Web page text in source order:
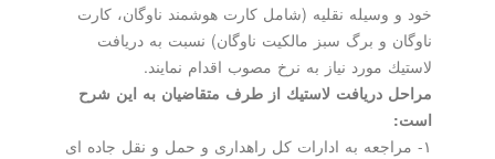
خود و وسیله نقلیه (شامل كارت هوشمند ناوگان، كارت
ناوگان و برگ سبز مالكیت ناوگان) نسبت به دریافت
لاستیك مورد نیاز به نرخ مصوب اقدام نمایند.
مراحل دریافت لاستیك از طرف متقاضیان به این شرح
۱- مراجعه به ادارات كل راهداری و حمل و نقل جاده ای